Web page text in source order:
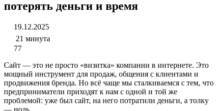
потерять деньги и время
19.12.2025
21 минута
77
Сайт — это не просто «визитка» компании в интернете. Это
мощный инструмент для продаж, общения с клиентами и
продвижения бренда. Но всё чаще мы сталкиваемся с тем, что
предприниматели приходят к нам с одной и той же
проблемой: уже был сайт, на него потратили деньги, а толку
— ноль.